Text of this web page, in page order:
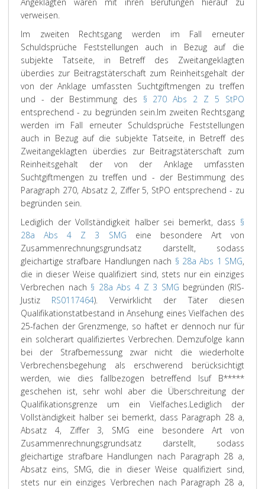
verweisen.
Im zweiten Rechtsgang werden im Fall erneuter
Schuldsprüche Feststellungen auch in Bezug auf die
subjekte Tatseite, in Betreff des Zweitangeklagten
überdies zur Beitragstäterschaft zum Reinheitsgehalt der
von der Anklage umfassten Suchtgiftmengen zu treffen
und - der Bestimmung des § 270 Abs 2 Z 5 StPO
entsprechend - zu begründen sein.Im zweiten Rechtsgang
werden im Fall erneuter Schuldsprüche Feststellungen
auch in Bezug auf die subjekte Tatseite, in Betreff des
Zweitangeklagten überdies zur Beitragstäterschaft zum
Reinheitsgehalt der von der Anklage umfassten
Suchtgiftmengen zu treffen und - der Bestimmung des
Paragraph 270, Absatz 2, Ziffer 5, StPO entsprechend - zu
begründen sein.
Lediglich der Vollständigkeit halber sei bemerkt, dass §
28a Abs 4 Z 3 SMG eine besondere Art von
Zusammenrechnungsgrundsatz darstellt, sodass
gleichartige strafbare Handlungen nach § 28a Abs 1 SMG,
die in dieser Weise qualifiziert sind, stets nur ein einziges
Verbrechen nach § 28a Abs 4 Z 3 SMG begründen (RIS-
Justiz RS0117464). Verwirklicht der Täter diesen
Qualifikationstatbestand in Ansehung eines Vielfachen des
25-fachen der Grenzmenge, so haftet er dennoch nur für
ein solcherart qualifiziertes Verbrechen. Demzufolge kann
bei der Strafbemessung zwar nicht die wiederholte
Verbrechensbegehung als erschwerend berücksichtigt
werden, wie dies fallbezogen betreffend Isuf B*****
geschehen ist, sehr wohl aber die Überschreitung der
Qualifikationsgrenze um ein Vielfaches.Lediglich der
Vollständigkeit halber sei bemerkt, dass Paragraph 28 a,
Absatz 4, Ziffer 3, SMG eine besondere Art von
Zusammenrechnungsgrundsatz darstellt, sodass
gleichartige strafbare Handlungen nach Paragraph 28 a,
Absatz eins, SMG, die in dieser Weise qualifiziert sind,
stets nur ein einziges Verbrechen nach Paragraph 28 a,